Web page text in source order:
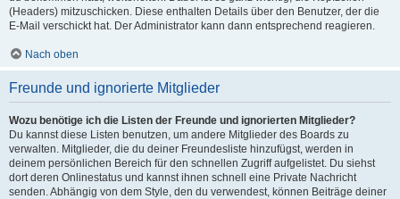
(Headers) mitzuschicken. Diese enthalten Details über den Benutzer, der die
E-Mail verschickt hat. Der Administrator kann dann entsprechend reagieren.
Nach oben
Freunde und ignorierte Mitglieder
Wozu benötige ich die Listen der Freunde und ignorierten Mitglieder?
Du kannst diese Listen benutzen, um andere Mitglieder des Boards zu
verwalten. Mitglieder, die du deiner Freundesliste hinzufügst, werden in
deinem persönlichen Bereich für den schnellen Zugriff aufgelistet. Du siehst
dort deren Onlinestatus und kannst ihnen schnell eine Private Nachricht
senden. Abhängig von dem Style, den du verwendest, können Beiträge deiner